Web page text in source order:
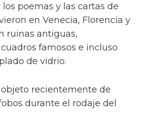
poemas y las cartas de
en Venecia, Florencia y
ruinas antiguas,
famosos e incluso
de vidrio.
recientemente de
durante el rodaje del